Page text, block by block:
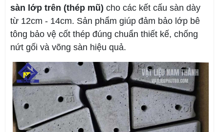
sàn lớp trên (thép mũ) cho các kết cấu sàn dày
từ 12cm - 14cm. Sản phẩm giúp đảm bảo lớp bê
tông bảo vệ cốt thép đúng chuẩn thiết kế, chống
nứt gối và võng sàn hiệu quả.